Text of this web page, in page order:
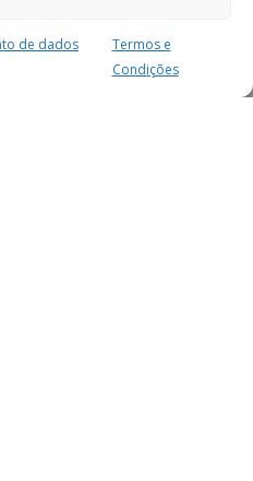
de dados
Termos e
Condições